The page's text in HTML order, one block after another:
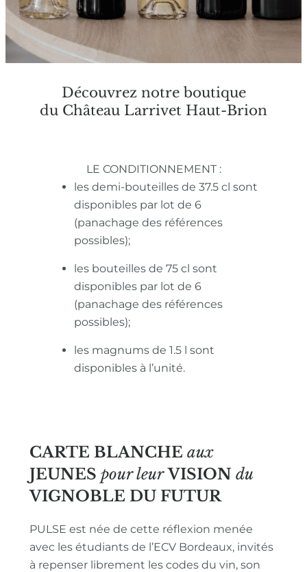
Découvrez notre boutique
du Château Larrivet Haut-Brion
LE CONDITIONNEMENT :
les demi-bouteilles de 37.5 cl sont
disponibles par lot de 6
(panachage des références
possibles);
les bouteilles de 75 cl sont
disponibles par lot de 6
(panachage des références
possibles);
les magnums de 1.5 l sont
disponibles à l’unité.
CARTE BLANCHE aux
JEUNES pour leur VISION du
VIGNOBLE DU FUTUR
PULSE est née de cette réflexion menée
avec les étudiants de l’ECV Bordeaux, invités
à repenser librement les codes du vin, son